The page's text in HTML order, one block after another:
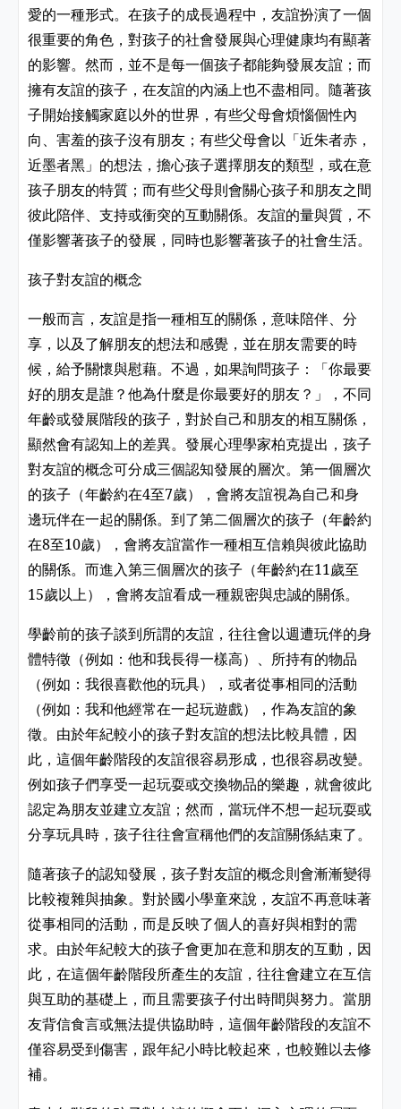
愛的一種形式。在孩子的成長過程中 ，友誼扮演了一個
很重要的角色 ，對孩子的社會發展與心理健康均有顯著
的影響。然而，並不是每一個孩子都能夠發展友誼；而
擁有友誼的孩子，在友誼的內涵上也不盡相同。隨著孩
子開始接觸家庭以外的世界，有些父母會煩惱個性內
向、害羞的孩子沒有朋友；有些父母會以「近朱者赤，
近墨者黑」的想法，擔心孩子選擇朋友的類型，或在意
孩子朋友的特質；而有些父母則會關心孩子和朋友之間
彼此陪伴、支持或衝突的互動關係。友誼的量與質，不
僅影響著孩子的發展，同時也影響著孩子的社會生活。
孩子對友誼的概念
一般而言，友誼是指一種相互的關係，意味陪伴、分
享，以及了解朋友的想法和感覺，並在朋友需要的時
候，給予關懷與慰藉。不過，如果詢問孩子：「你最要
好的朋友是誰？他為什麼是你最要好的朋友？」，不同
年齡或發展階段的孩子，對於自己和朋友的相互關係，
顯然會有認知上的差異。發展心理學家柏克提出，孩子
對友誼的概念可分成三個認知發展的層次。第一個層次
的孩子（年齡約在4至7歲），會將友誼視為自己和身
邊玩伴在一起的關係。到了第二個層次的孩子（年齡約
在8至10歲），會將友誼當作一種相互信賴與彼此協助
的關係。而進入第三個層次的孩子（年齡約在11歲至
15歲以上），會將友誼看成一種親密與忠誠的關係。
學齡前的孩子談到所謂的友誼，往往會以週遭玩伴的身
體特徵（例如：他和我長得一樣高）、所持有的物品
（例如：我很喜歡他的玩具），或者從事相同的活動
（例如：我和他經常在一起玩遊戲），作為友誼的象
徵。由於年紀較小的孩子對友誼的想法比較具體，因
此，這個年齡階段的友誼很容易形成，也很容易改變。
例如孩子們享受一起玩耍或交換物品的樂趣，就會彼此
認定為朋友並建立友誼；然而，當玩伴不想一起玩耍或
分享玩具時，孩子往往會宣稱他們的友誼關係結束了。
隨著孩子的認知發展，孩子對友誼的概念則會漸漸變得
比較複雜與抽象。對於國小學童來說，友誼不再意味著
從事相同的活動，而是反映了個人的喜好與相對的需
求。由於年紀較大的孩子會更加在意和朋友的互動，因
此，在這個年齡階段所產生的友誼，往往會建立在互信
與互助的基礎上，而且需要孩子付出時間與努力。當朋
友背信食言或無法提供協助時，這個年齡階段的友誼不
僅容易受到傷害，跟年紀小時比較起來，也較難以去修
補。